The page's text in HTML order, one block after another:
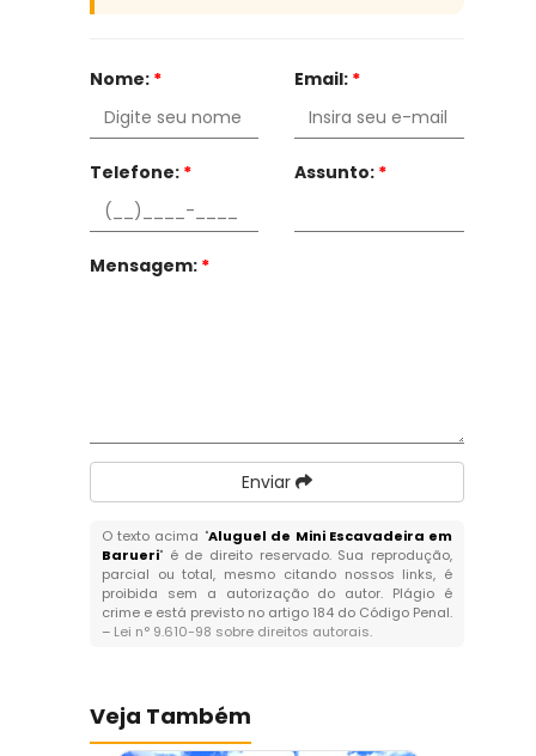
Nome: * Email: *
Telefone: * Assunto: *
Mensagem: *
Enviar
O texto acima "Aluguel de Mini Escavadeira em
Barueri" é de direito reservado. Sua reprodução,
parcial ou total, mesmo citando nossos links, é
proibida sem a autorização do autor. Plágio é
crime e está previsto no artigo 184 do Código Penal.
– Lei n° 9.610-98 sobre direitos autorais.
Veja Também